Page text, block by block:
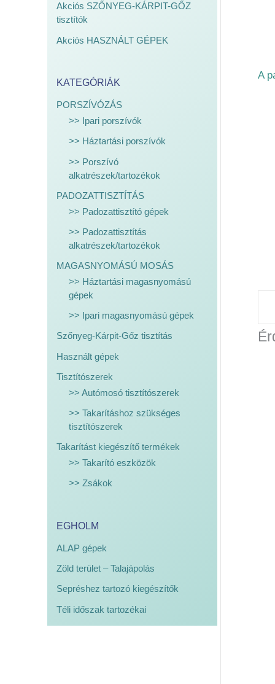
Akciós SZŐNYEG-KÁRPIT-GŐZ
tisztítók
Akciós HASZNÁLT GÉPEK
KATEGÓRIÁK
PORSZÍVÓZÁS
>> Ipari porszívók
>> Háztartási porszívók
>> Porszívó
alkatrészek/tartozékok
PADOZATTISZTÍTÁS
>> Padozattisztító gépek
>> Padozattisztítás
alkatrészek/tartozékok
MAGASNYOMÁSÚ MOSÁS
>> Háztartási magasnyomású
gépek
>> Ipari magasnyomású gépek
Szőnyeg-Kárpit-Gőz tisztítás
Használt gépek
Tisztítószerek
>> Autómosó tisztítószerek
>> Takarításhoz szükséges
tisztítószerek
Takarítást kiegészítő termékek
>> Takarító eszközök
>> Zsákok
EGHOLM
ALAP gépek
Zöld terület – Talajápolás
Sepréshez tartozó kiegészítők
Téli időszak tartozékai
A